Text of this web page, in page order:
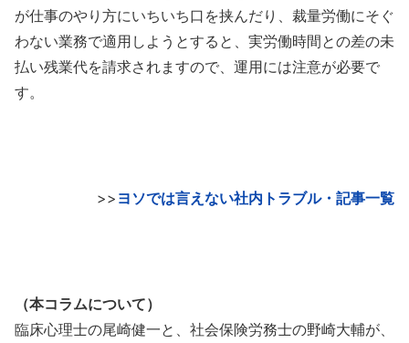
が仕事のやり方にいちいち口を挟んだり、裁量労働にそぐ
わない業務で適用しようとすると、実労働時間との差の未
払い残業代を請求されますので、運用には注意が必要で
す。
>> ヨソでは言えない社内トラブル・記事一覧
（本コラムについて）
臨床心理士の尾崎健一と、社会保険労務士の野崎大輔が、